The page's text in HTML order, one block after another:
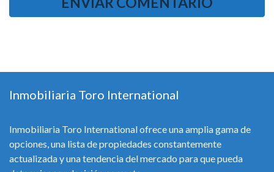
Inmobiliaria Toro International
Inmobiliaria Toro International ofrece una amplia gama de
opciones, una lista de propiedades constantemente
actualizada y una tendencia del mercado para que pueda